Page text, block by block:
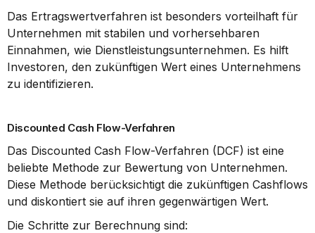
Das Ertragswertverfahren ist besonders vorteilhaft für
Unternehmen mit stabilen und vorhersehbaren
Einnahmen, wie Dienstleistungsunternehmen. Es hilft
Investoren, den zukünftigen Wert eines Unternehmens
zu identifizieren.
Discounted Cash Flow-Verfahren
Das Discounted Cash Flow-Verfahren (DCF) ist eine
beliebte Methode zur Bewertung von Unternehmen.
Diese Methode berücksichtigt die zukünftigen Cashflows
und diskontiert sie auf ihren gegenwärtigen Wert.
Die Schritte zur Berechnung sind: